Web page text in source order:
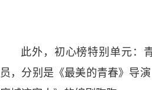
此外，初心榜特别单元：
员，分别是《最美的青春》导